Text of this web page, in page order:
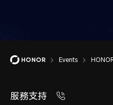
Events
服務支持